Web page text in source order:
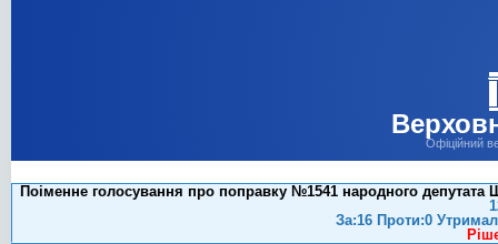
Офіційний
Поіменне голосування про поправку №1541 народного
За:16 Проти:0